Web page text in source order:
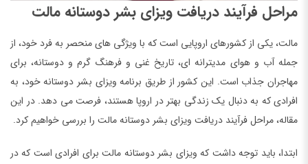
مراحل فرآیند دریافت ویزای بشر دوستانه مالت
مالت، یکی از کشورهای اروپایی است که با ویژگی های منحصر به فرد خود، از
جمله آب و هوای مدیترانه ای، تاریخ غنی و فرهنگ گرم و دوستانه، برای
مهاجران جذاب است. این کشور از طریق برنامه ویزای بشر دوستانه خود، به
افرادی که به دنبال یک زندگی بهتر در اروپا هستند، فرصت می دهد. در این
مقاله، مراحل فرآیند دریافت ویزای بشر دوستانه مالت را بررسی خواهیم کرد.
ابتدا، باید توجه داشت که ویزای بشر دوستانه مالت برای افرادی است که در